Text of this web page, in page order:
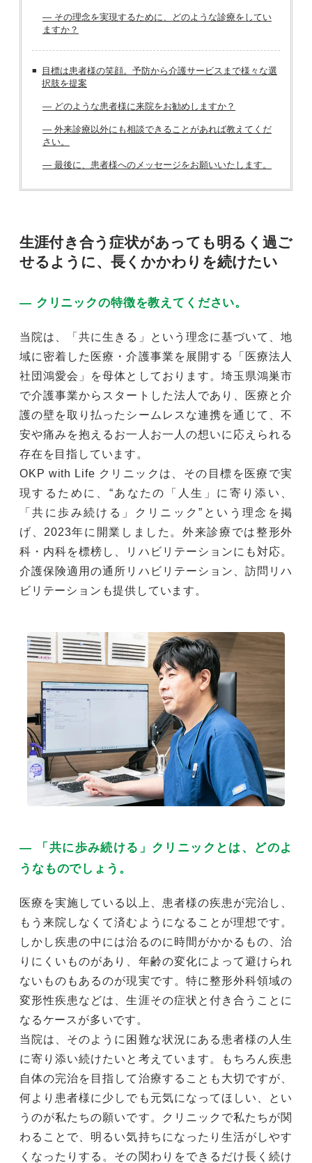
― その理念を実現するために、どのような診療をしてい
ますか？
目標は患者様の笑顔。予防から介護サービスまで様々な選
択肢を提案
― どのような患者様に来院をお勧めしますか？
― 外来診療以外にも相談できることがあれば教えてくだ
さい。
― 最後に、患者様へのメッセージをお願いいたします。
生涯付き合う症状があっても明るく過ご
せるように、長くかかわりを続けたい
― クリニックの特徴を教えてください。
当院は、「共に生きる」という理念に基づいて、地
域に密着した医療・介護事業を展開する「医療法人
社団鴻愛会」を母体としております。埼玉県鴻巣市
で介護事業からスタートした法人であり、医療と介
護の壁を取り払ったシームレスな連携を通じて、不
安や痛みを抱えるお一人お一人の想いに応えられる
存在を目指しています。
OKP with Life クリニックは、その目標を医療で実
現するために、“あなたの「人生」に寄り添い、
「共に歩み続ける」クリニック”という理念を掲
げ、2023年に開業しました。外来診療では整形外
科・内科を標榜し、リハビリテーションにも対応。
介護保険適用の通所リハビリテーション、訪問リハ
ビリテーションも提供しています。
― 「共に歩み続ける」クリニックとは、どのよ
うなものでしょう。
医療を実施している以上、患者様の疾患が完治し、
もう来院しなくて済むようになることが理想です。
しかし疾患の中には治るのに時間がかかるもの、治
りにくいものがあり、年齢の変化によって避けられ
ないものもあるのが現実です。特に整形外科領域の
変形性疾患などは、生涯その症状と付き合うことに
なるケースが多いです。
当院は、そのように困難な状況にある患者様の人生
に寄り添い続けたいと考えています。もちろん疾患
自体の完治を目指して治療することも大切ですが、
何より患者様に少しでも元気になってほしい、とい
うのが私たちの願いです。クリニックで私たちが関
わることで、明るい気持ちになったり生活がしやす
くなったりする。その関わりをできるだけ長く続け